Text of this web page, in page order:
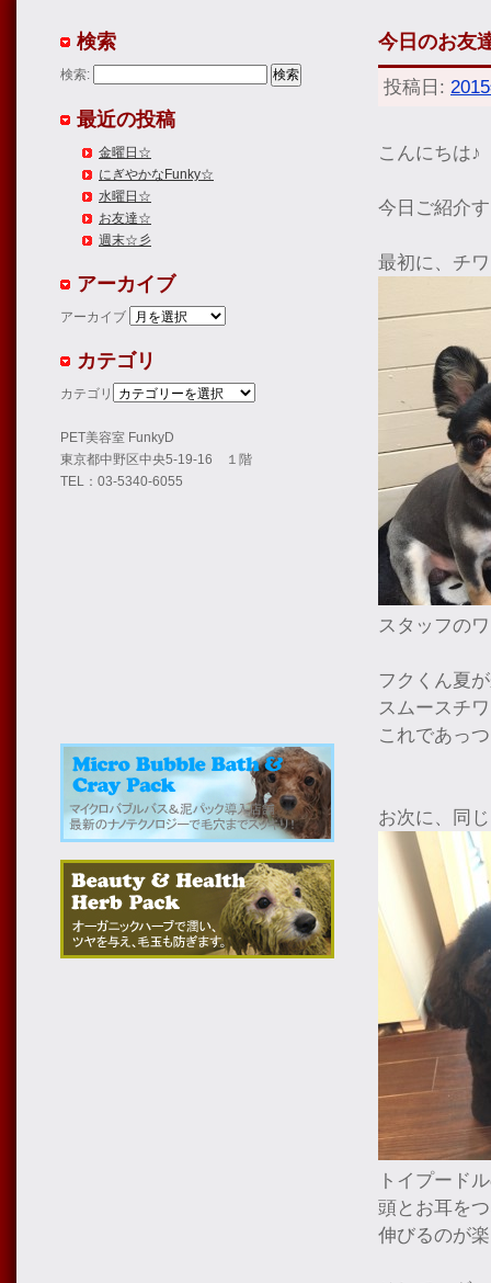
今日のお友
投稿日:
こんにちは♪
今日ご紹介
最初に、チ
スタッフの
フクくん夏
スムースチ
これであっ
お次に、同
トイプード
頭とお耳を
伸びるのが
検索
検索:
最近の投稿
金曜日☆
にぎやかなFunky☆
水曜日☆
お友達☆
週末☆彡
アーカイブ
アーカイブ
カテゴリ
カテゴリ
PET美容室 FunkyD
東京都中野区中央5-19-16 １階
TEL：03-5340-6055